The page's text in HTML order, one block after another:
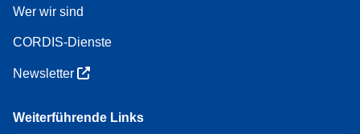
Wer wir sind
CORDIS-Dienste
Newsletter
Weiterführende Links